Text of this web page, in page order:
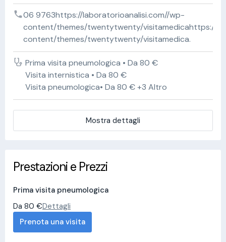
06 9763https://laboratorioanalisi.com//wp-
content/themes/twentytwenty/visitamedicahttps://
content/themes/twentytwenty/visitamedica.
Prima visita pneumologica • Da 80 €
Visita internistica • Da 80 €
Visita pneumologica• Da 80 € +3 Altro
Mostra dettagli
Prestazioni e Prezzi
Prima visita pneumologica
Da 80 €Dettagli
Prenota una visita